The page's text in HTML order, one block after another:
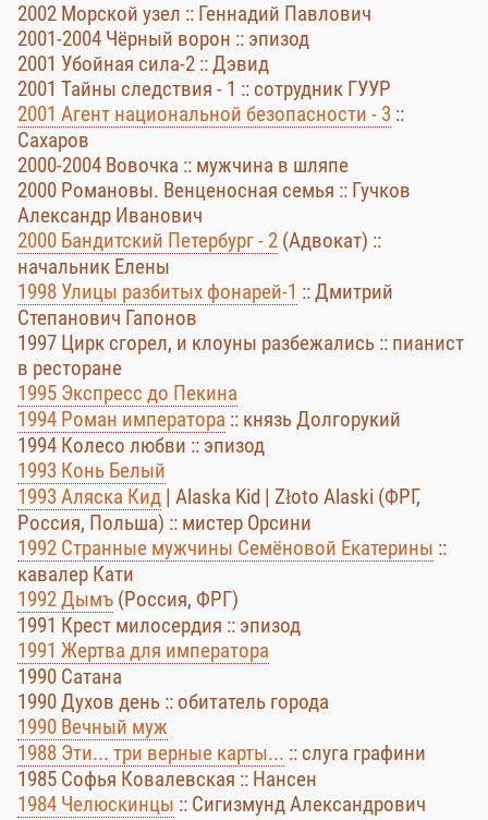
2002 Морской узел :: Геннадий Павлович
2001-2004 Чёрный ворон :: эпизод
2001 Убойная сила-2 :: Дэвид
2001 Тайны следствия - 1 :: сотрудник ГУУР
2001 Агент национальной безопасности - 3 ::
Сахаров
2000-2004 Вовочка :: мужчина в шляпе
2000 Романовы. Венценосная семья :: Гучков
Александр Иванович
2000 Бандитский Петербург - 2 (Адвокат) ::
начальник Елены
1998 Улицы разбитых фонарей-1 :: Дмитрий
Степанович Гапонов
1997 Цирк сгорел, и клоуны разбежались :: пианист
в ресторане
1995 Экспресс до Пекина
1994 Роман императора :: князь Долгорукий
1994 Колесо любви :: эпизод
1993 Конь Белый
1993 Аляска Кид | Alaska Kid | Złoto Alaski (ФРГ,
Россия, Польша) :: мистер Орсини
1992 Странные мужчины Семёновой Екатерины ::
кавалер Кати
1992 Дымъ (Россия, ФРГ)
1991 Крест милосердия :: эпизод
1991 Жертва для императора
1990 Сатана
1990 Духов день :: обитатель города
1990 Вечный муж
1988 Эти... три верные карты... :: слуга графини
1985 Софья Ковалевская :: Нансен
1984 Челюскинцы :: Сигизмунд Александрович